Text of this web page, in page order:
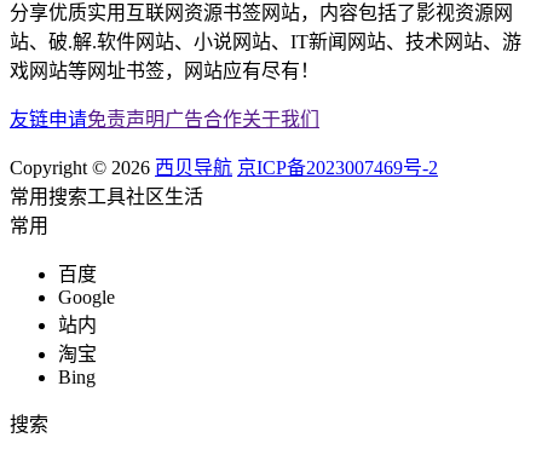
分享优质实用互联网资源书签网站，内容包括了影视资源网
站、破.解.软件网站、小说网站、IT新闻网站、技术网站、游
戏网站等网址书签，网站应有尽有！
友链申请免责声明广告合作关于我们
Copyright © 2026 西贝导航 京ICP备2023007469号-2
常用搜索工具社区生活
常用
百度
Google
站内
淘宝
Bing
搜索